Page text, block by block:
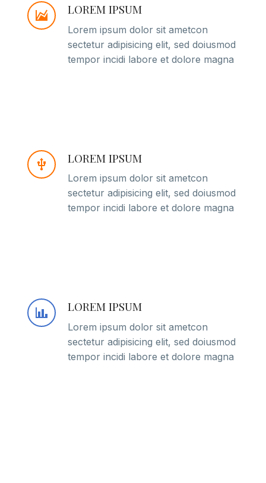
LOREM IPSUM
Lorem ipsum dolor sit ametcon
sectetur adipisicing elit, sed doiusmod
tempor incidi labore et dolore magna
LOREM IPSUM
Lorem ipsum dolor sit ametcon
sectetur adipisicing elit, sed doiusmod
tempor incidi labore et dolore magna
LOREM IPSUM
Lorem ipsum dolor sit ametcon
sectetur adipisicing elit, sed doiusmod
tempor incidi labore et dolore magna